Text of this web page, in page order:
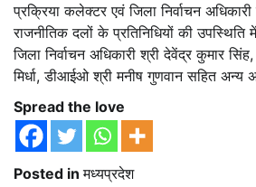
प्रक्रिया कलेक्टर एवं जिला निर्वाचन
राजनीतिक दलों के प्रतिनिधियों की
जिला निर्वाचन अधिकारी श्री देवेंद्र कुमार
मिर्धा, डीआईओ श्री मनीष गुणवान सहित अन्य
Spread the love
Posted inमध्यप्रदेश